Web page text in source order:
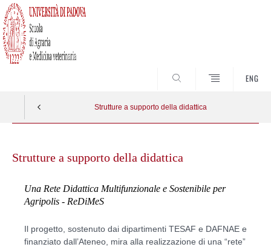
ENG
Strutture a supporto della didattica
contentStrutture a supporto della didattica
Una Rete Didattica Multifunzionale e Sostenibile per
Agripolis - ReDiMeS
Il progetto, sostenuto dai dipartimenti TESAF e DAFNAE e
finanziato dall’Ateneo, mira alla realizzazione di una “rete”